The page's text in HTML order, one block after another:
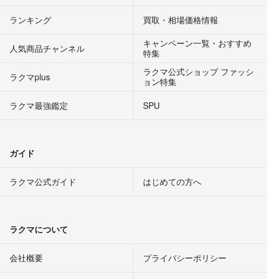
ランキング 買取・相場価格情報
人気商品チャンネル
キャンペーン一覧・おすすめ
特集
ラクマplus
ラクマ公式ショップ ファッシ
ョン特集
ラクマ最強鑑定
SPU
ガイド
ラクマ公式ガイド はじめての方へ
ラクマについて
会社概要 プライバシーポリシー